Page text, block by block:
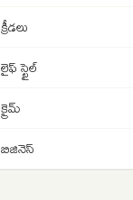
క్రీడలు
లైఫ్ స్టైల్
క్రైమ్
బిజినెస్